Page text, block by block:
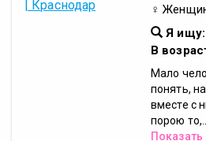
♀
Я ищу:
В
Мало
понять,
вместе с
порою то,...